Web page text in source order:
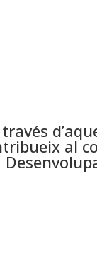
al